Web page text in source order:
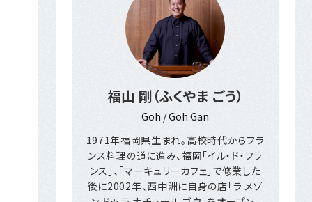
福山 剛（ふくやま ごう）
Goh / Goh Gan
1971年福岡県生まれ。高校時代からフラ
ンス料理の道に進み、福岡「イル・ド・フラ
ンス」、「マーキュリーカフェ」で修業した
後に2002年、西中洲に自身の店「ラ メゾ